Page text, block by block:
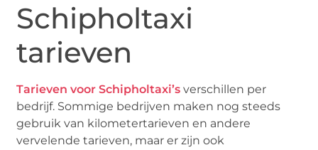
Schipholtaxi
tarieven
Tarieven voor Schipholtaxi’s verschillen per
bedrijf. Sommige bedrijven maken nog steeds
gebruik van kilometertarieven en andere
vervelende tarieven, maar er zijn ook